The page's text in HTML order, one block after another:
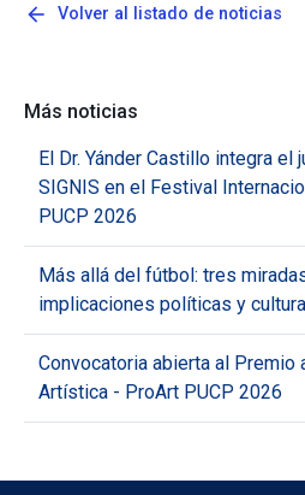
arrow_back Volver al listado de noticias
Más noticias
El Dr. Yánder Castillo integra el
SIGNIS en el Festival
PUCP 2026
Más allá del fútbol: tres
implicaciones políticas y
Convocatoria abierta al Premio
Artística - ProArt PUCP 2026